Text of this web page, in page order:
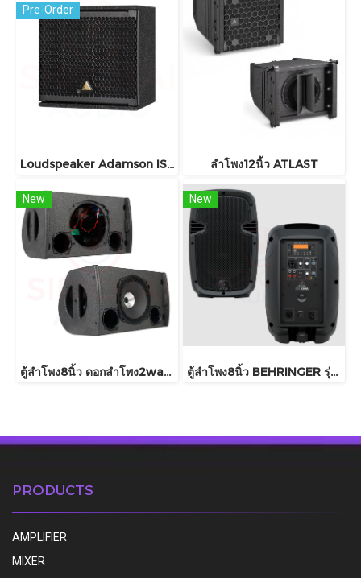
Pre-Order
Loudspeaker Adamson IS5c ลำโพง12นิ้ว ATLAST
New
ตู้ลำโพง8นิ้ว ดอกลำโพง2way รุ่น X8
New
ตู้ลำโพง8นิ้ว BEHRINGER รุ่น PK108A , PK108
PRODUCTS
AMPLIFIER
MIXER